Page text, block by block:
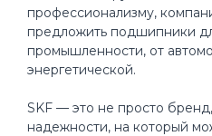
профессионализму,
предложить подшипники
промышленности, от
энергетической.
SKF — это не просто
надежности, на который